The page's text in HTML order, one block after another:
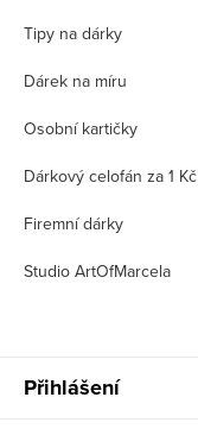
Tipy na dárky
Dárek na míru
Osobní kartičky
Dárkový celofán za 1 Kč
Firemní dárky
Studio ArtOfMarcela
Přihlášení